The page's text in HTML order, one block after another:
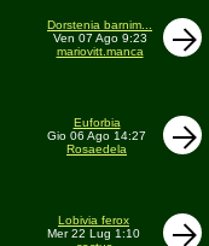
Dorstenia barnim...
Ven 07 Ago 9:23
mariovitt.manca
Euforbia
Gio 06 Ago 14:27
Rosaedela
Lobivia ferox
Mer 22 Lug 1:10